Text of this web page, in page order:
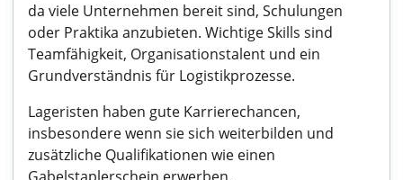
da viele Unternehmen bereit sind, Schulungen
oder Praktika anzubieten. Wichtige Skills sind
Teamfähigkeit, Organisationstalent und ein
Grundverständnis für Logistikprozesse.
Lageristen haben gute Karrierechancen,
insbesondere wenn sie sich weiterbilden und
zusätzliche Qualifikationen wie einen